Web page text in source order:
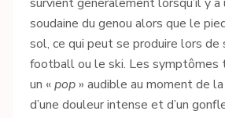
soudaine du genou alors que le
sol, ce qui peut se produire lors
football ou le ski. Les symptômes
un «pop» audible au moment de
d’une douleur intense et d’un